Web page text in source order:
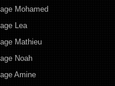
Mohamed
Lea
Mathieu
Noah
Amine